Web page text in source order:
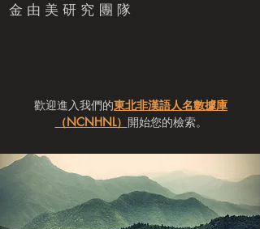
​金由美研究團隊
歡迎進入我們的東北非漢語人名數據庫
（NCNHNL） 開始您的檢索。